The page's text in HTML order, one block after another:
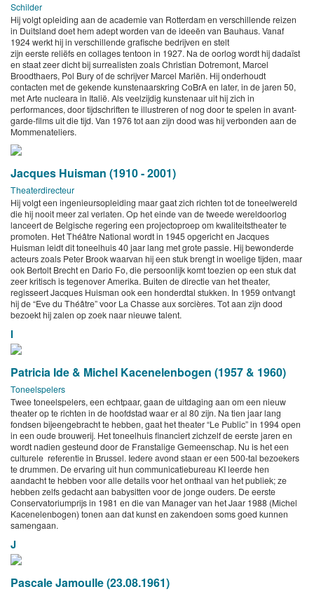
Schilder
Hij volgt opleiding aan de academie van Rotterdam en verschillende reizen
in Duitsland doet hem adept worden van de ideeën van Bauhaus. Vanaf
1924 werkt hij in verschillende grafische bedrijven en stelt
zijn eerste reliëfs en collages tentoon in 1927. Na de oorlog wordt hij dadaïst
en staat zeer dicht bij surrealisten zoals Christian Dotremont, Marcel
Broodthaers, Pol Bury of de schrijver Marcel Mariën. Hij onderhoudt
contacten met de gekende kunstenaarskring CoBrA en later, in de jaren 50,
met Arte nucleara in Italië. Als veelzijdig kunstenaar uit hij zich in
performances, door tijdschriften te illustreren of nog door te spelen in avant-
garde-films uit die tijd. Van 1976 tot aan zijn dood was hij verbonden aan de
Mommenateliers.
Jacques Huisman (1910 - 2001)
Theaterdirecteur
Hij volgt een ingenieursopleiding maar gaat zich richten tot de toneelwereld
die hij nooit meer zal verlaten. Op het einde van de tweede wereldoorlog
lanceert de Belgische regering een projectoproep om kwaliteitstheater te
promoten. Het Théâtre National wordt in 1945 opgericht en Jacques
Huisman leidt dit toneelhuis 40 jaar lang met grote passie. Hij bewonderde
acteurs zoals Peter Brook waarvan hij een stuk brengt in woelige tijden, maar
ook Bertolt Brecht en Dario Fo, die persoonlijk komt toezien op een stuk dat
zeer kritisch is tegenover Amerika. Buiten de directie van het theater,
regisseert Jacques Huisman ook een honderdtal stukken. In 1959 ontvangt
hij de “Eve du Théâtre” voor La Chasse aux sorcières. Tot aan zijn dood
bezoekt hij zalen op zoek naar nieuwe talent.
I
Patricia Ide & Michel Kacenelenbogen (1957 & 1960)
Toneelspelers
Twee toneelspelers, een echtpaar, gaan de uitdaging aan om een nieuw
theater op te richten in de hoofdstad waar er al 80 zijn. Na tien jaar lang
fondsen bijeengebracht te hebben, gaat het theater “Le Public” in 1994 open
in een oude brouwerij. Het toneelhuis financiert zichzelf de eerste jaren en
wordt nadien gesteund door de Franstalige Gemeenschap. Nu is het een
culturele referentie in Brussel. Iedere avond staan er een 500-tal bezoekers
te drummen. De ervaring uit hun communicatiebureau KI leerde hen
aandacht te hebben voor alle details voor het onthaal van het publiek; ze
hebben zelfs gedacht aan babysitten voor de jonge ouders. De eerste
Conservatoriumprijs in 1981 en die van Manager van het Jaar 1988 (Michel
Kacenelenbogen) tonen aan dat kunst en zakendoen soms goed kunnen
samengaan.
J
Pascale Jamoulle (23.08.1961)